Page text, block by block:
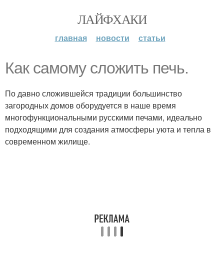
ЛАЙФХАКИ
главная новости статьи
Как самому сложить печь.
По давно сложившейся традиции большинство
загородных домов оборудуется в наше время
многофункциональными русскими печами, идеально
подходящими для создания атмосферы уюта и тепла в
современном жилище.